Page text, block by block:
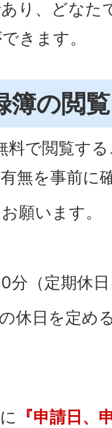
り、どなた
きます。
簿の閲
料で閲覧す
無を事前に
願います。
分（定期休
休日を定め
『申請日、